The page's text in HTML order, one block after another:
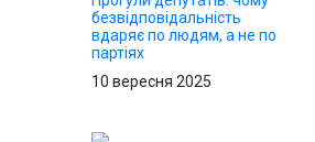
безвідповідальність
вдаряє по людям, а не по
партіях
10 вересня 2025